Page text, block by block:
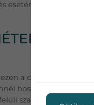
esetén a plusz költség
AZ
a csőhosszon
hosszabb
szakaszra számolva.